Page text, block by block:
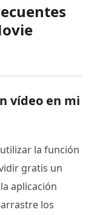
vídeo en mi
la función
gratis un
aplicación
los